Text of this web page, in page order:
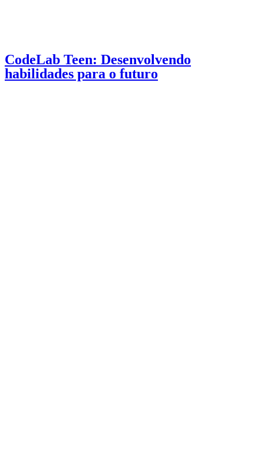
CodeLab Teen: Desenvolvendo
habilidades para o futuro